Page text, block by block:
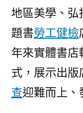
地區美學、弘
題書勞工健檢
年來實體書店
式，展示出版
查迎難而上、